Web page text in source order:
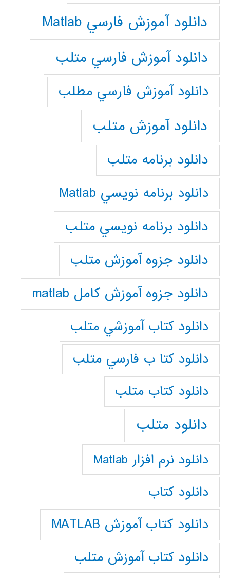
دانلود آموزش فارسي Matlab
دانلود آموزش فارسي متلب
دانلود آموزش فارسي مطلب
دانلود آموزش متلب
دانلود برنامه متلب
دانلود برنامه نويسي Matlab
دانلود برنامه نويسي متلب
دانلود جزوه آموزش متلب
دانلود جزوه آموزش کامل matlab
دانلود كتاب آموزشي متلب
دانلود كتا ب فارسي متلب
دانلود كتاب متلب
دانلود متلب
دانلود نرم افزار Matlab
دانلود کتاب
دانلود کتاب آموزش MATLAB
دانلود کتاب آموزش متلب